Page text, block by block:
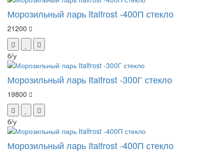
Морозильный ларь Italfrost -400П стекло
21200
б/у
Морозильный ларь Italfrost -300Г стекло
19800
б/у
Морозильный ларь Italfrost -400П стекло